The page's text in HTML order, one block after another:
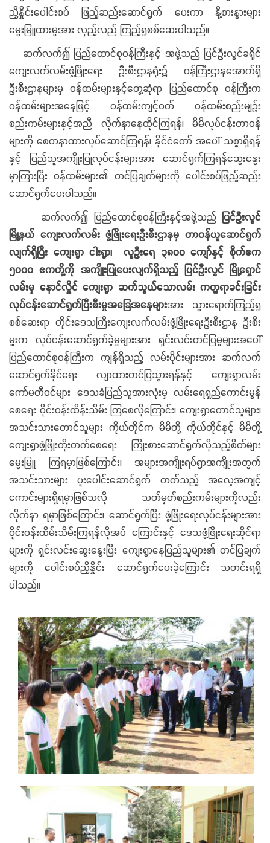
ညှိနှိုင်းပေါင်းစပ် ဖြည့်ဆည်းဆောင်ရွက် ပေးကာ နို့စားနွားများ
မွေးမြူထားမှုအား လှည့်လည် ကြည့်ရှုစစ်ဆေးပါသည်။
ဆက်လက်၍ ပြည်ထောင်စုဝန်ကြီးနှင့် အဖွဲ့သည် ပြင်ဦးလွင်ခရိုင်
ကျေးလက်လမ်းဖွံ့ဖြိုးရေး ဦးစီးဌာနရုံး၌ ဝန်ကြီးဌာနအောက်ရှိ
ဦးစီးဌာနများမှ ဝန်ထမ်းများနှင့်တွေ့ဆုံရာ ပြည်ထောင်စု ဝန်ကြီးက
ဝန်ထမ်းများအနေဖြင့် ဝန်ထမ်းကျင့်ဝတ် ဝန်ထမ်းစည်းမျဉ်း
စည်းကမ်းများနှင့်အညီ လိုက်နာနေထိုင်ကြရန်၊ မိမိလုပ်ငန်းတာဝန်
များကို စေတနာထားလုပ်ဆောင်ကြရန်၊ နိုင်ငံတော် အပေါ် သစ္စာရှိရန်
နှင့် ပြည်သူအကျိုးပြုလုပ်ငန်းများအား ဆောင်ရွက်ကြရန်ဆွေးနွေး
မှာကြားပြီး ဝန်ထမ်းများ၏ တင်ပြချက်များကို ပေါင်းစပ်ဖြည့်ဆည်း
ဆောင်ရွက်ပေးပါသည်။
ဆက်လက်၍ ပြည်ထောင်စုဝန်ကြီးနှင့်အဖွဲ့သည် ပြင်ဦးလွင်
မြို့နယ် ကျေးလက်လမ်း ဖွံ့ဖြိုးရေးဦးစီးဌာနမှ တာဝန်ယူဆောင်ရွက်
လျက်ရှိပြီး ကျေးရွာ ငါးရွာ၊ လူဦးရေ ၃၈၀၀ ကျော်နှင့် စိုက်ဧက
၅၀၀၀ ဧကတို့ကို အကျိုးပြုပေးလျက်ရှိသည့် ပြင်ဦးလွင် မြို့ရှောင်
လမ်းမှ နောင်လှိုင် ကျေးရွာ ဆက်သွယ်သောလမ်း ကတ္တရာခင်းခြင်း
လုပ်ငန်းဆောင်ရွက်ပြီးစီးမှုအခြေအနေများအား သွားရောက်ကြည့်ရှု
စစ်ဆေးရာ တိုင်းဒေသကြီးကျေးလက်လမ်းဖွံ့ဖြိုးရေးဦးစီးဌာန ဦးစီး
မှူးက လုပ်ငန်းဆောင်ရွက်ခဲ့မှုများအား ရှင်းလင်းတင်ပြမှုများအပေါ်
ပြည်ထောင်စုဝန်ကြီးက ကျန်ရှိသည့် လမ်းပိုင်းများအား ဆက်လက်
ဆောင်ရွက်နိုင်ရေး လျာထားတင်ပြသွားရန်နှင့် ကျေးရွာလမ်း
ကော်မတီဝင်များ ဒေသခံပြည်သူအားလုံးမှ လမ်းရေရှည်ကောင်းမွန်
စေရေး ဝိုင်းဝန်းထိန်းသိမ်း ကြစေလိုကြောင်း၊ ကျေးရွာတောင်သူများ၊
အသင်းသားတောင်သူများ ကိုယ်တိုင်က မိမိတို့ ကိုယ်တိုင်နှင့် မိမိတို့
ကျေးရွာဖွံ့ဖြိုးတိုးတက်စေရေး ကြိုးစားဆောင်ရွက်လိုသည့်စိတ်များ
မွေးမြူ ကြရမှာဖြစ်ကြောင်း၊ အများအကျိုးရပ်ရွာအကျိုးအတွက်
အသင်းသားများ ပူးပေါင်းဆောင်ရွက် တတ်သည့် အလေ့အကျင့်
ကောင်းများရှိရမှာဖြစ်သလို သတ်မှတ်စည်းကမ်းများကိုလည်း
လိုက်နာ ရမှာဖြစ်ကြောင်း၊ ဆောင်ရွက်ပြီး ဖွံ့ဖြိုးရေးလုပ်ငန်းများအား
ဝိုင်းဝန်းထိမ်းသိမ်းကြရန်လိုအပ် ကြောင်းနှင့် ဒေသဖွံ့ဖြိုးရေးဆိုင်ရာ
များကို ရှင်းလင်းဆွေးနွေးပြီး ကျေးရွာနေပြည်သူများ၏ တင်ပြချက်
များကို ပေါင်းစပ်ညှိနှိုင်း ဆောင်ရွက်ပေးခဲ့ကြောင်း သတင်းရရှိ
ပါသည်။